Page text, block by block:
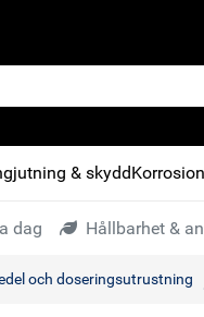
& skydd
dag Hållbarhet &
och doseringsutrustning